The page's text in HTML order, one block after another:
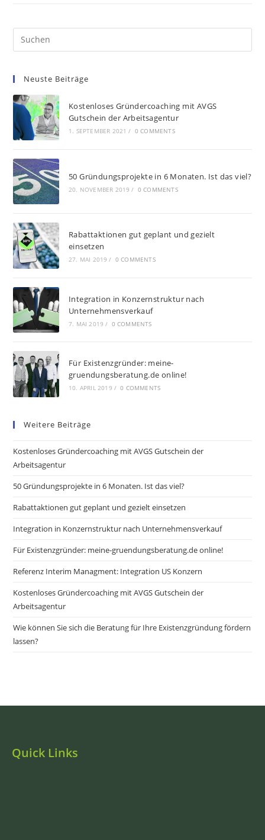
Neuste Beiträge
Kostenloses Gründercoaching mit AVGS
Gutschein der Arbeitsagentur
1. SEPTEMBER 2021 / 0 COMMENTS
50 Gründungsprojekte in 6 Monaten. Ist das viel?
20. NOVEMBER 2019 / 0 COMMENTS
Rabattaktionen gut geplant und gezielt
einsetzen
27. MAI 2019 / 0 COMMENTS
Integration in Konzernstruktur nach
Unternehmensverkauf
7. MAI 2019 / 0 COMMENTS
Für Existenzgründer: meine-
gruendungsberatung.de online!
10. APRIL 2019 / 0 COMMENTS
Weitere Beiträge
Kostenloses Gründercoaching mit AVGS Gutschein der
Arbeitsagentur
50 Gründungsprojekte in 6 Monaten. Ist das viel?
Rabattaktionen gut geplant und gezielt einsetzen
Integration in Konzernstruktur nach Unternehmensverkauf
Für Existenzgründer: meine-gruendungsberatung.de online!
Referenz Interim Managment: Integration US Konzern
Kostenloses Gründercoaching mit AVGS Gutschein der
Arbeitsagentur
Wie können Sie sich die Beratung für Ihre Existenzgründung fördern
lassen?
Quick Links